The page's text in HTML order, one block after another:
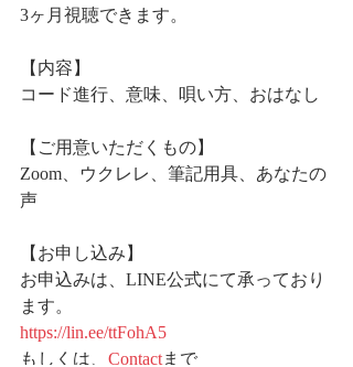
3ヶ月視聴できます。
【内容】
コード進行、意味、唄い方、おはなし
【ご用意いただくもの】
Zoom、ウクレレ、筆記用具、あなたの
声
【お申し込み】
お申込みは、LINE公式にて承っており
ます。
https://lin.ee/ttFohA5
もしくは、 Contactまで